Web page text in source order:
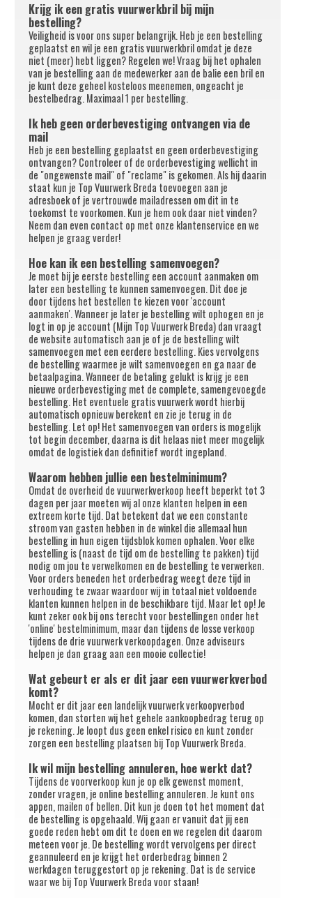
Krijg ik een gratis vuurwerkbril bij mijn
bestelling?
Veiligheid is voor ons super belangrijk. Heb je een bestelling
geplaatst en wil je een gratis vuurwerkbril omdat je deze
niet (meer) hebt liggen? Regelen we! Vraag bij het ophalen
van je bestelling aan de medewerker aan de balie een bril en
je kunt deze geheel kosteloos meenemen, ongeacht je
bestelbedrag. Maximaal 1 per bestelling.
Ik heb geen orderbevestiging ontvangen via de
mail
Heb je een bestelling geplaatst en geen orderbevestiging
ontvangen? Controleer of de orderbevestiging wellicht in
de "ongewenste mail" of "reclame" is gekomen. Als hij daarin
staat kun je Top Vuurwerk Breda toevoegen aan je
adresboek of je vertrouwde mailadressen om dit in te
toekomst te voorkomen. Kun je hem ook daar niet vinden?
Neem dan even contact op met onze klantenservice en we
helpen je graag verder!
Hoe kan ik een bestelling samenvoegen?
Je moet bij je eerste bestelling een account aanmaken om
later een bestelling te kunnen samenvoegen. Dit doe je
door tijdens het bestellen te kiezen voor 'account
aanmaken'. Wanneer je later je bestelling wilt ophogen en je
logt in op je account (Mijn Top Vuurwerk Breda) dan vraagt
de website automatisch aan je of je de bestelling wilt
samenvoegen met een eerdere bestelling. Kies vervolgens
de bestelling waarmee je wilt samenvoegen en ga naar de
betaalpagina. Wanneer de betaling gelukt is krijg je een
nieuwe orderbevestiging met de complete, samengevoegde
bestelling. Het eventuele gratis vuurwerk wordt hierbij
automatisch opnieuw berekent en zie je terug in de
bestelling. Let op! Het samenvoegen van orders is mogelijk
tot begin december, daarna is dit helaas niet meer mogelijk
omdat de logistiek dan definitief wordt ingepland.
Waarom hebben jullie een bestelminimum?
Omdat de overheid de vuurwerkverkoop heeft beperkt tot 3
dagen per jaar moeten wij al onze klanten helpen in een
extreem korte tijd. Dat betekent dat we een constante
stroom van gasten hebben in de winkel die allemaal hun
bestelling in hun eigen tijdsblok komen ophalen. Voor elke
bestelling is (naast de tijd om de bestelling te pakken) tijd
nodig om jou te verwelkomen en de bestelling te verwerken.
Voor orders beneden het orderbedrag weegt deze tijd in
verhouding te zwaar waardoor wij in totaal niet voldoende
klanten kunnen helpen in de beschikbare tijd. Maar let op! Je
kunt zeker ook bij ons terecht voor bestellingen onder het
'online' bestelminimum, maar dan tijdens de losse verkoop
tijdens de drie vuurwerk verkoopdagen. Onze adviseurs
helpen je dan graag aan een mooie collectie!
Wat gebeurt er als er dit jaar een vuurwerkverbod
komt?
Mocht er dit jaar een landelijk vuurwerk verkoopverbod
komen, dan storten wij het gehele aankoopbedrag terug op
je rekening. Je loopt dus geen enkel risico en kunt zonder
zorgen een bestelling plaatsen bij Top Vuurwerk Breda.
Ik wil mijn bestelling annuleren, hoe werkt dat?
Tijdens de voorverkoop kun je op elk gewenst moment,
zonder vragen, je online bestelling annuleren. Je kunt ons
appen, mailen of bellen. Dit kun je doen tot het moment dat
de bestelling is opgehaald. Wij gaan er vanuit dat jij een
goede reden hebt om dit te doen en we regelen dit daarom
meteen voor je. De bestelling wordt vervolgens per direct
geannuleerd en je krijgt het orderbedrag binnen 2
werkdagen teruggestort op je rekening. Dat is de service
waar we bij Top Vuurwerk Breda voor staan!